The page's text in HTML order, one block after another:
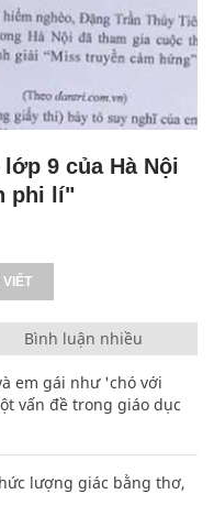
9 của Hà Nội
phi lí"
VIẾT
Bình luận nhiều
em gái như 'chó với
vấn đề trong giáo dục
lượng giác bằng thơ,